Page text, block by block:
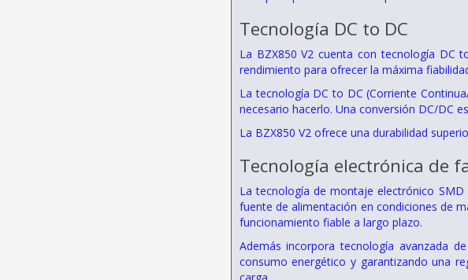
Tecnología DC to DC
La BZX850 V2 cuenta con tecnología DC
rendimiento para ofrecer la máxima
La tecnología DC to DC (Corriente
necesario hacerlo. Una conversión DC/DC
La BZX850 V2 ofrece una durabilidad
Tecnología electrónica de
La tecnología de montaje electrónico
fuente de alimentación en condiciones de
funcionamiento fiable a largo plazo.
Además incorpora tecnología avanzada
consumo energético y garantizando una